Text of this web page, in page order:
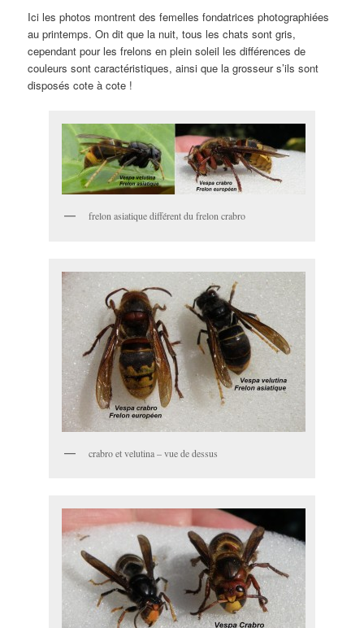
Ici les photos montrent des femelles fondatrices photographiées
au printemps. On dit que la nuit, tous les chats sont gris,
cependant pour les frelons en plein soleil les différences de
couleurs sont caractéristiques, ainsi que la grosseur s’ils sont
disposés cote à cote !
frelon asiatique différent du frelon crabro
crabro et velutina – vue de dessus